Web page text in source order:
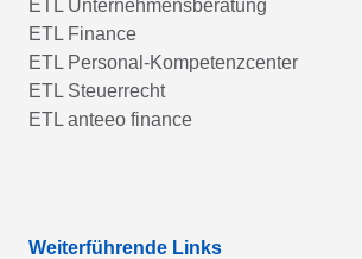
ETL Unternehmensberatung
ETL Finance
ETL Personal-Kompetenzcenter
ETL Steuerrecht
ETL anteeo finance
Weiterführende Links